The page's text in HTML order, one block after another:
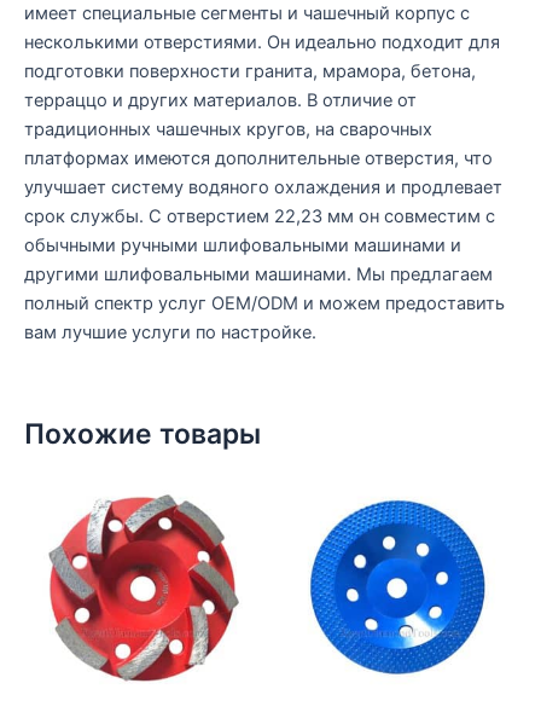
имеет специальные сегменты и чашечный корпус с
несколькими отверстиями. Он идеально подходит для
подготовки поверхности гранита, мрамора, бетона,
терраццо и других материалов. В отличие от
традиционных чашечных кругов, на сварочных
платформах имеются дополнительные отверстия, что
улучшает систему водяного охлаждения и продлевает
срок службы. С отверстием 22,23 мм он совместим с
обычными ручными шлифовальными машинами и
другими шлифовальными машинами. Мы предлагаем
полный спектр услуг OEM/ODM и можем предоставить
вам лучшие услуги по настройке.
Похожие товары